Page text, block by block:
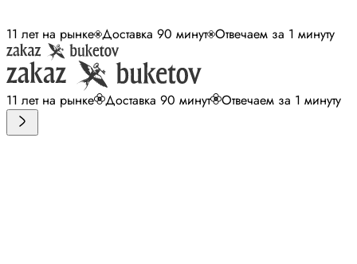
11 лет на рынке Доставка 90 минут Отвечаем за 1 минуту
11 лет на рынке Доставка 90 минут Отвечаем за 1 минуту